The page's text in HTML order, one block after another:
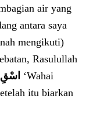
air yang
antara saya
mengikuti)
Rasulullah
‘Wahai
itu biarkan